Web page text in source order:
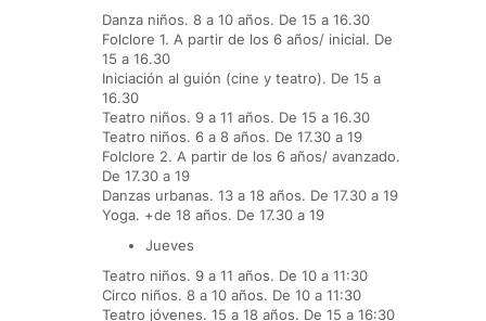
Danza niños. 8 a 10 años. De 15 a 16.30
Folclore 1. A partir de los 6 años/ inicial. De
15 a 16.30
Iniciación al guión (cine y teatro). De 15 a
16.30
Teatro niños. 9 a 11 años. De 15 a 16.30
Teatro niños. 6 a 8 años. De 17.30 a 19
Folclore 2. A partir de los 6 años/ avanzado.
De 17.30 a 19
Danzas urbanas. 13 a 18 años. De 17.30 a 19
Yoga. +de 18 años. De 17.30 a 19
Jueves
Teatro niños. 9 a 11 años. De 10 a 11:30
Circo niños. 8 a 10 años. De 10 a 11:30
Teatro jóvenes. 15 a 18 años. De 15 a 16:30